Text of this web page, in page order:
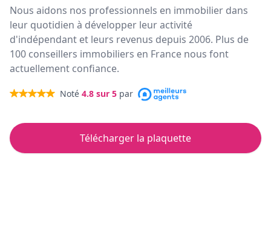
Nous aidons nos professionnels en immobilier dans
leur quotidien à développer leur activité
d'indépendant et leurs revenus depuis 2006. Plus de
100 conseillers immobiliers en France nous font
actuellement confiance.
Noté 4.8 sur 5 par
Télécharger la plaquette